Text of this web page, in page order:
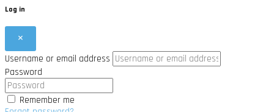
Log in
×
Username or email address
Password
Remember me